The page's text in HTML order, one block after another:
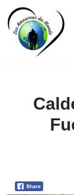
Aller
contenu